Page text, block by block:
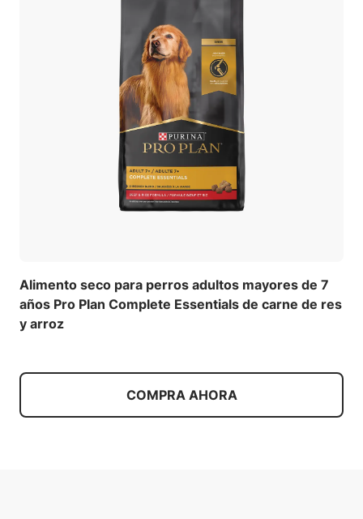
Alimento seco para perros adultos mayores de 7
años Pro Plan Complete Essentials de carne de res
y arroz
COMPRA AHORA